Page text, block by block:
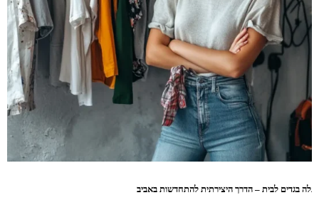
בגדים לבית – הדרך היצירתית להתחדשות באביב